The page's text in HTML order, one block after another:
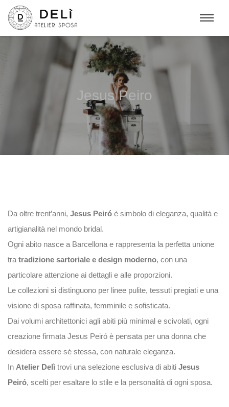
Jesus Peiro
Da oltre trent’anni, Jesus Peiró è simbolo di eleganza, qualità e
artigianalità nel mondo bridal.
Ogni abito nasce a Barcellona e rappresenta la perfetta unione
tra tradizione sartoriale e design moderno, con una
particolare attenzione ai dettagli e alle proporzioni.
Le collezioni si distinguono per linee pulite, tessuti pregiati e una
visione di sposa raffinata, femminile e sofisticata.
Dai volumi architettonici agli abiti più minimal e scivolati, ogni
creazione firmata Jesus Peiró è pensata per una donna che
desidera essere sé stessa, con naturale eleganza.
In Atelier Delì trovi una selezione esclusiva di abiti Jesus
Peiró, scelti per esaltare lo stile e la personalità di ogni sposa.